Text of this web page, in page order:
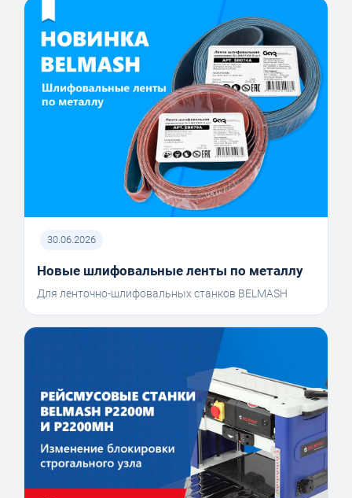
30.06.2026
Новые шлифовальные ленты по металлу
Для ленточно-шлифовальных станков BELMASH